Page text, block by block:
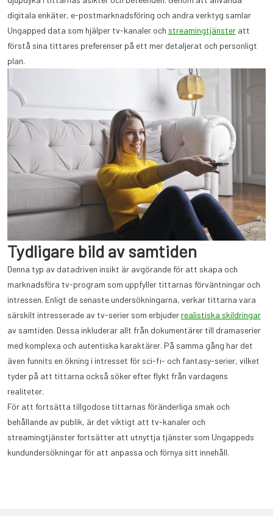
digitala enkäter, e-postmarknadsföring och andra verktyg samlar
Ungapped data som hjälper tv-kanaler och streamingtjänster att
förstå sina tittares preferenser på ett mer detaljerat och personligt
plan.
Tydligare bild av samtiden
Denna typ av datadriven insikt är avgörande för att skapa och
marknadsföra tv-program som uppfyller tittarnas förväntningar och
intressen. Enligt de senaste undersökningarna, verkar tittarna vara
särskilt intresserade av tv-serier som erbjuder realistiska skildringar
av samtiden. Dessa inkluderar allt från dokumentärer till dramaserier
med komplexa och autentiska karaktärer. På samma gång har det
även funnits en ökning i intresset för sci-fi- och fantasy-serier, vilket
tyder på att tittarna också söker efter flykt från vardagens
realiteter.
För att fortsätta tillgodose tittarnas föränderliga smak och
behållande av publik, är det viktigt att tv-kanaler och
streamingtjänster fortsätter att utnyttja tjänster som Ungappeds
kundundersökningar för att anpassa och förnya sitt innehåll.